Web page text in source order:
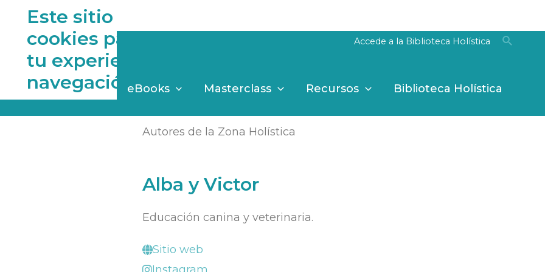
Accede a la Biblioteca Holística
Asesorías eBooks Masterclass Recursos Biblioteca Holística
Autores de la Zona Holística
Alba y Victor
Educación canina y veterinaria.
Sitio web
Instagram
Este sitio web utiliza
cookies para mejorar
tu experiencia de
navegación